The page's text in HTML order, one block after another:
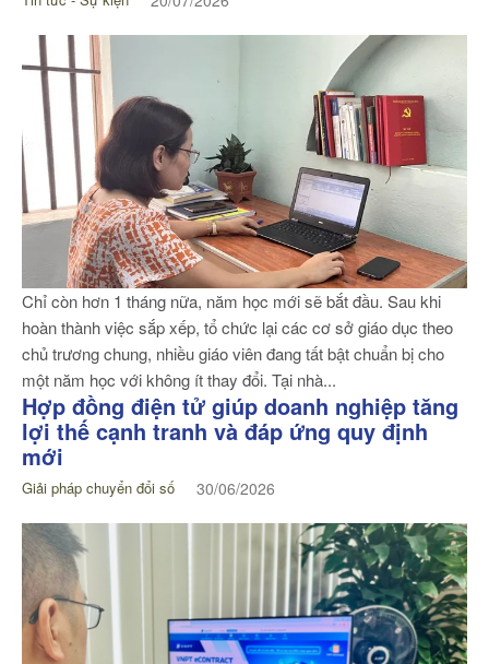
Chỉ còn hơn 1 tháng nữa, năm học mới sẽ bắt đầu. Sau khi
hoàn thành việc sắp xếp, tổ chức lại các cơ sở giáo dục theo
chủ trương chung, nhiều giáo viên đang tất bật chuẩn bị cho
một năm học với không ít thay đổi. Tại nhà...
Hợp đồng điện tử giúp doanh nghiệp tăng
lợi thế cạnh tranh và đáp ứng quy định
mới
Giải pháp chuyển đổi số 30/06/2026